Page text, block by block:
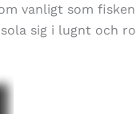
vanligt som
sig i lugnt och